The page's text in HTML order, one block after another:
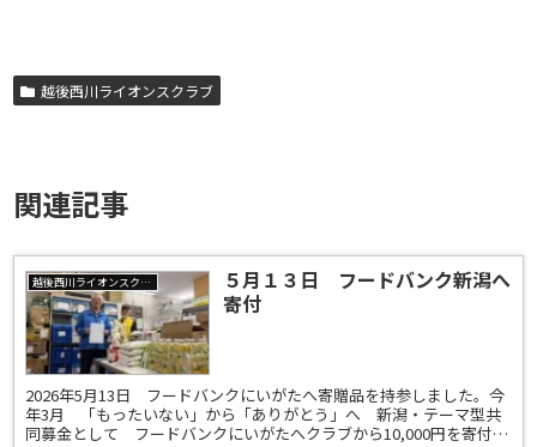
越後西川ライオンスクラブ
関連記事
越後西川ライオンスクラブ
５月１３日 フードバンク新潟へ
寄付
2026年5月13日 フードバンクにいがたへ寄贈品を持参しました。今
年3月 「もったいない」から「ありがとう」へ 新潟・テーマ型共
同募金として フードバンクにいがたへクラブから10,000円を寄付し